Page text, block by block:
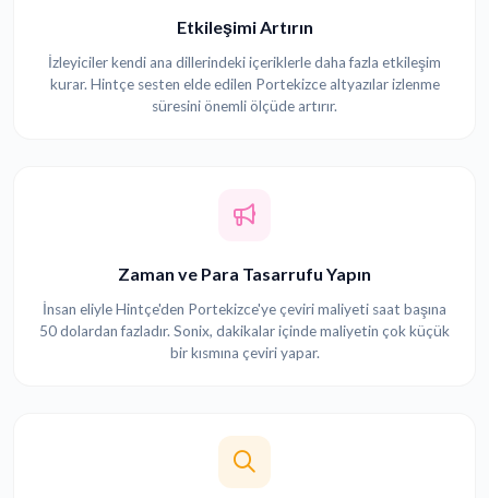
Etkileşimi Artırın
İzleyiciler kendi ana dillerindeki içeriklerle daha fazla etkileşim
kurar. Hintçe sesten elde edilen Portekizce altyazılar izlenme
süresini önemli ölçüde artırır.
Zaman ve Para Tasarrufu Yapın
İnsan eliyle Hintçe'den Portekizce'ye çeviri maliyeti saat başına
50 dolardan fazladır. Sonix, dakikalar içinde maliyetin çok küçük
bir kısmına çeviri yapar.